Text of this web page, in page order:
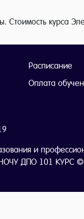
курса
Расписание
Оплата
и
НОЧУ ДПО 101 КУРС